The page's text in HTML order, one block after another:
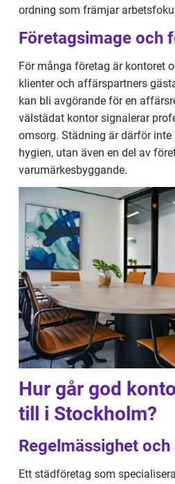
ordning som främjar
Företagsimage och
För många företag är kontoret
klienter och affärspartners
kan bli avgörande för en
välstädat kontor signalerar
omsorg. Städning är därför inte
hygien, utan även en del av
varumärkesbyggande.
Hur går god
till i Stockholm?
Regelmässighet och
Ett städföretag som